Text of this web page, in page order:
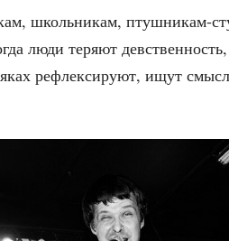
школь­ни­кам, птуш­ни­кам-
люди теря­ют
рефлек­си­ру­ют, ищут